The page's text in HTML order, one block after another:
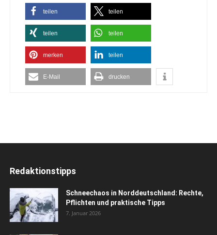
teilen teilen
teilen teilen
merken teilen
E-Mail drucken
Redaktionstipps
Schneechaos in Norddeutschland: Rechte,
Pflichten und praktische Tipps
7. Januar 2026